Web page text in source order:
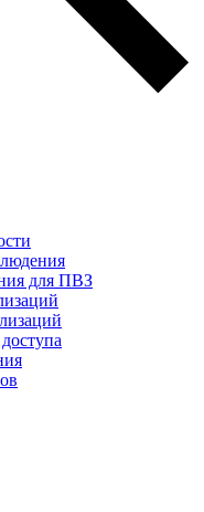
для ПВЗ